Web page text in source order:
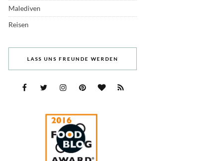
Malediven
Reisen
LASS UNS FREUNDE WERDEN